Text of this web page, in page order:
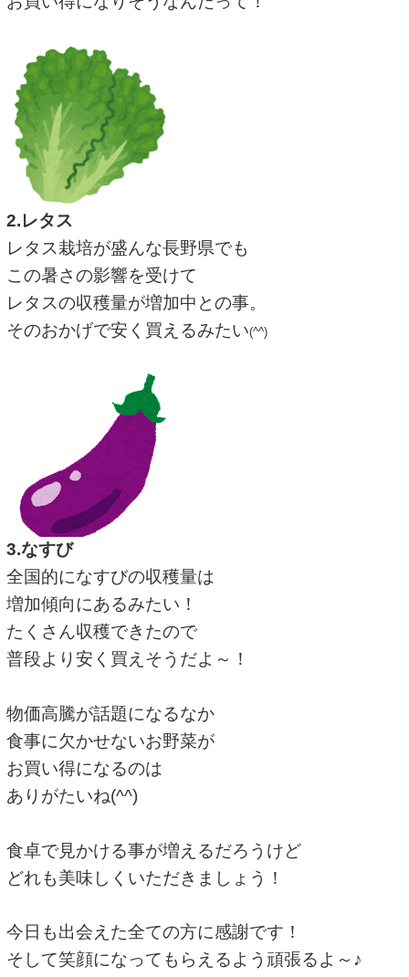
2.レタス
レタス栽培が盛んな長野県でも
この暑さの影響を受けて
レタスの収穫量が増加中との事。
そのおかげで安く買えるみたい(^^)
3.なすび
全国的になすびの収穫量は
増加傾向にあるみたい！
たくさん収穫できたので
普段より安く買えそうだよ～！
物価高騰が話題になるなか
食事に欠かせないお野菜が
お買い得になるのは
ありがたいね(^^)
食卓で見かける事が増えるだろうけど
どれも美味しくいただきましょう！
今日も出会えた全ての方に感謝です！
そして笑顔になってもらえるよう頑張るよ～♪